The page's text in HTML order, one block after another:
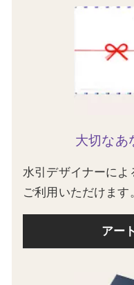
大切なあ
水引デザイナーによ
ご利用いただけます
アー